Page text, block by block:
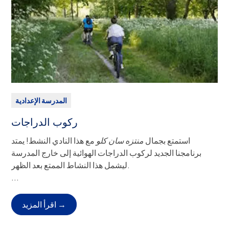
يورو سنوياً.
المدرسة الإعدادية
ركوب الدراجات
استمتع بجمال منتزه سان كلو مع هذا النادي النشط! يمتد
برنامجنا الجديد لركوب الدراجات الهوائية إلى خارج المدرسة
ليشمل هذا النشاط الممتع بعد الظهر.
المشرفون على الكليةالسيد ريدشو
...
اقرأ المزيد →